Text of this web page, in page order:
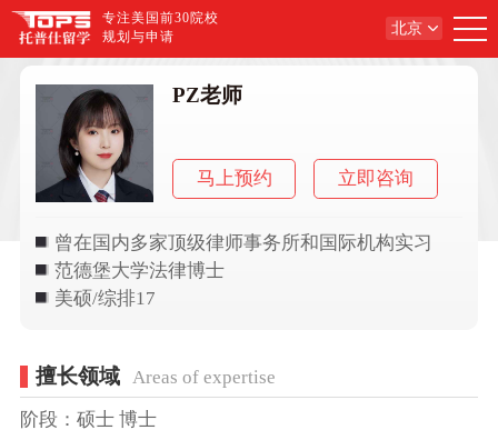
专注美国前30院校
规划与申请
北京
PZ老师
马上预约 立即咨询
曾在国内多家顶级律师事务所和国际机构实习
范德堡大学法律博士
美硕/综排17
擅长领域 Areas of expertise
阶段：硕士 博士